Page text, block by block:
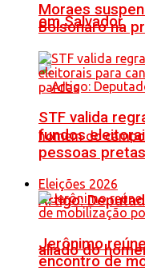
em Salvador
Artigo:
aliado do
Moraes
Bolsonaro na
STF valida
fundos
pessoas
Eleições 2026
Jerônimo
encontro de